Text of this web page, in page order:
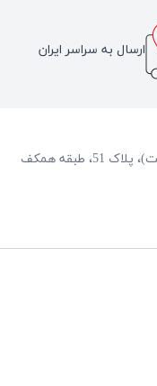
ارسال به سراسر ایران
طبقه همکف